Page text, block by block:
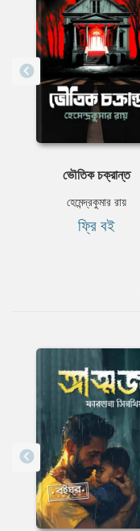
ভৌতিক চক্রান্ত
হেমেন্দ্রকুমার রায়
ফ্রি বই